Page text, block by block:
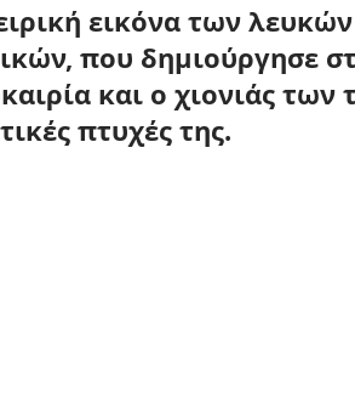
εικόνα των
, που δημιούργησε
και ο χιονιάς
πτυχές της.